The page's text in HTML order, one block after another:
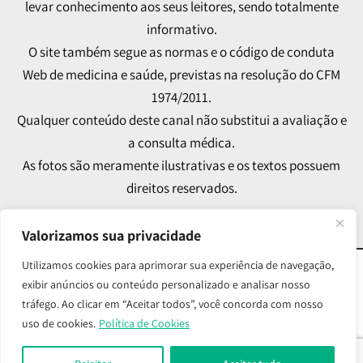
Valorizamos sua privacidade
Utilizamos cookies para aprimorar sua experiência de navegação,
exibir anúncios ou conteúdo personalizado e analisar nosso
tráfego. Ao clicar em “Aceitar todos”, você concorda com nosso
uso de cookies. Política de Cookies
levar conhecimento aos seus leitores, sendo totalmente
informativo.
O site também segue as normas e o código de conduta
Web de medicina e saúde, previstas na resolução do CFM
1974/2011.
Qualquer conteúdo deste canal não substitui a avaliação e
a consulta médica.
As fotos são meramente ilustrativas e os textos possuem
direitos reservados.
© 2024 Melissa Martini CRM/SP 112.703 RQE: 81554 –
Todos os Direitos Reservados